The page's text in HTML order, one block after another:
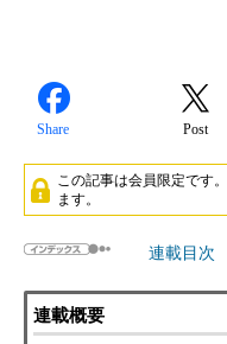
Share Post
この記事は会員限定です。
ます。
連載目次
連載概要